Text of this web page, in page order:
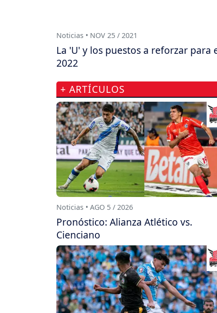
Noticias • NOV 25 / 2021
La 'U' y los puestos a reforzar para
2022
+ ARTÍCULOS
Noticias • AGO 5 / 2026
Pronóstico: Alianza Atlético vs.
Cienciano